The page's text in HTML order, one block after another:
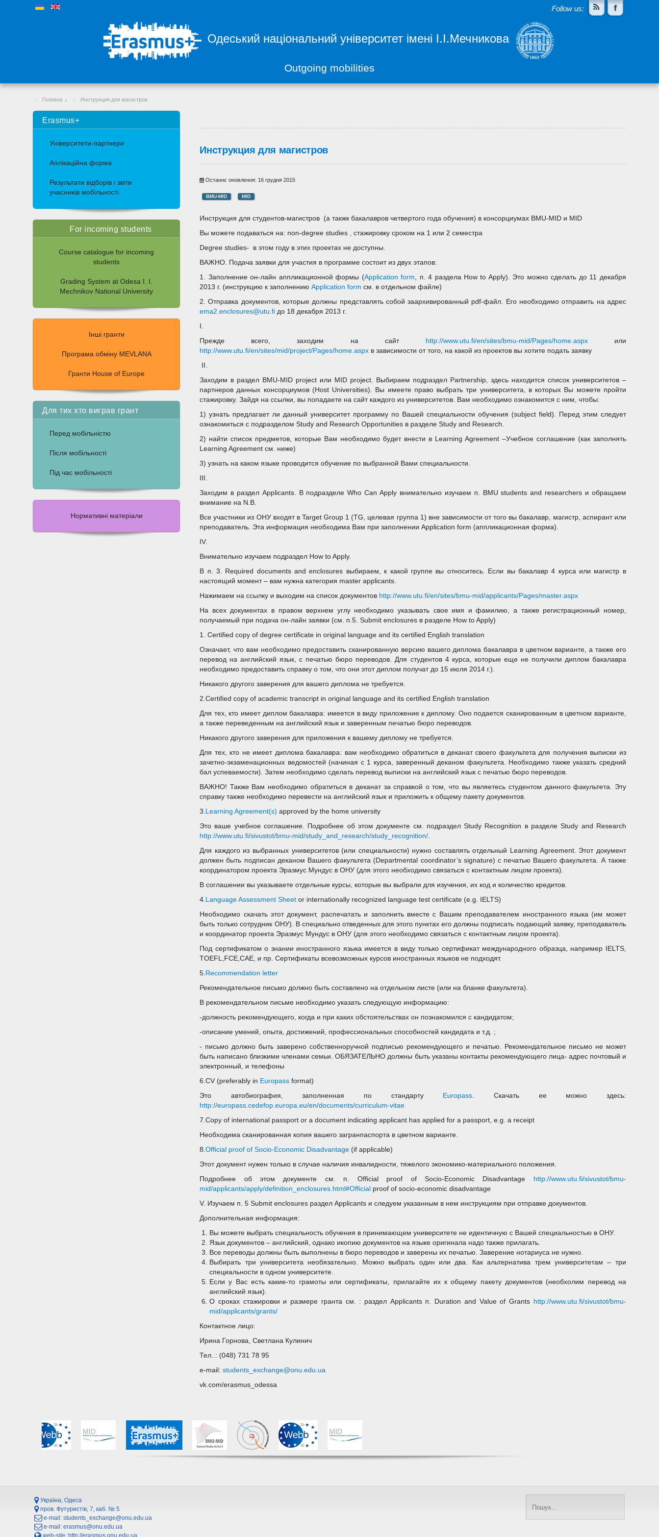
Follow us:
Одеський національний університет імені І.І.Мечникова
Outgoing mobilities
Головна Инструкция для магистров
Erasmus+
Університети-партнери
Аплікаційна форма
Результати відборів і звіти
учасників мобільності
For incoming students
Course catalogue for incoming
students
Grading System at Odesa I. I.
Mechnikov National University
Інші гранти
Програма обміну MEVLANA
Гранти House of Europe
Для тих хто виграв грант
Перед мобільністю
Після мобільності
Під час мобільності
Нормативні матеріали
Инструкция для магистров
Останнє оновлення: 16 грудня 2015
BMU-MID MID
Инструкция для студентов-магистров (а такжк бакалавров четвертого года обучения) в консорциумах BMU-MID и MID
Вы можете подаваться на: non-degree studies , стажировку сроком на 1 или 2 семестра
Degree studies- в этом году в этих проектах не доступны.
ВАЖНО. Подача заявки для участия в программе состоит из двух этапов:
1. Заполнение он-лайн аппликационной формы (Application form, п. 4 раздела How to Apply). Это можно сделать до 11 декабря
2013 г. (инструкцию к заполнениюApplication form см. в отдельном файле)
2. Отправка документов, которые должны представлять собой заархивированный pdf-файл. Его необходимо отправить на адрес
ema2.enclosures@utu.fi до 18 декабря 2013 г.
I.
Прежде всего, заходим на сайт
http://www.utu.fi/en/sites/bmu-mid/Pages/home.aspxили
http://www.utu.fi/en/sites/mid/project/Pages/home.aspx в зависимости от того, на какой из проектов вы хотите подать заявку
II.
Заходим в раздел BMU-MID project или MID project. Выбираем подраздел Partnership, здесь находится список университетов –
партнеров данных консорциумов (Host Universities). Вы имеете право выбрать три университета, в которых Вы можете пройти
стажировку. Зайдя на ссылки, вы попадаете на сайт каждого из университетов. Вам необходимо ознакомится с ним, чтобы:
1) узнать предлагает ли данный университет программу по Вашей специальности обучения (subject field). Перед этим следует
ознакомиться с подразделом Study and Research Opportunities в разделе Study and Research.
2) найти список предметов, которые Вам необходимо будет внести в Learning Agreement –Учебное соглашение (как заполнять
Learning Agreement см. ниже)
3) узнать на каком языке проводится обучение по выбранной Вами специальности.
III.
Заходим в раздел Applicants. В подразделе Who Can Apply внимательно изучаем п. BMU students and researchers и обращаем
внимание на N.B.
Все участники из ОНУ входят в Target Group 1 (TG, целевая группа 1) вне зависимости от того вы бакалавр, магистр, аспирант или
преподаватель. Эта информация необходима Вам при заполнении Application form (аппликационная форма).
IV.
Внимательно изучаем подраздел How to Apply.
В п. 3. Required documents and enclosures выбираем, к какой группе вы относитесь. Если вы бакалавр 4 курса или магистр в
настоящий момент – вам нужна категория master applicants.
Нажимаем на ссылку и выходим на список документов http://www.utu.fi/en/sites/bmu-mid/applicants/Pages/master.aspx
На всех документах в правом верхнем углу необходимо указывать свое имя и фамилию, а также регистрационный номер,
получаемый при подача он-лайн заявки (см. п.5. Submit enclosures в разделе How to Apply)
1. Certified copy of degree certificate in original language and its certified English translation
Означает, что вам необходимо предоставить сканированную версию вашего диплома бакалавра в цветном варианте, а также его
перевод на английский язык, с печатью бюро переводов. Для студентов 4 курса, которые еще не получили диплом бакалавра
необходимо предоставить справку о том, что они этот диплом получат до 15 июля 2014 г.).
Никакого другого заверения для вашего диплома не требуется.
2.Certified copy of academic transcript in original language and its certified English translation
Для тех, кто имеет диплом бакалавра: имеется в виду приложение к диплому. Оно подается сканированным в цветном варианте,
а также переведенным на английский язык и заверенным печатью бюро переводов.
Никакого другого заверения для приложения к вашему диплому не требуется.
Для тех, кто не имеет диплома бакалавра: вам необходимо обратиться в деканат своего факультета для получения выписки из
зачетно-экзаменационных ведомостей (начиная с 1 курса, заверенный деканом факультета. Необходимо также указать средний
бал успеваемости). Затем необходимо сделать перевод выписки на английский язык с печатью бюро переводов.
ВАЖНО! Также Вам необходимо обратиться в деканат за справкой о том, что вы являетесь студентом данного факультета. Эту
справку также необходимо перевести на английский язык и приложить к общему пакету документов.
3. Learning Agreement(s) approved by the home university
Это ваше учебное соглашение. Подробнее об этом документе см. подраздел Study Recognition в разделе Study and Research
http://www.utu.fi/sivustot/bmu-mid/study_and_research/study_recognition/.
Для каждого из выбранных университетов (или специальности) нужно составлять отдельный Learning Agreement. Этот документ
должен быть подписан деканом Вашего факультета (Departmental coordinator’s signature) с печатью Вашего факультета. А также
координатором проекта Эразмус Мундус в ОНУ (для этого необходимо связаться с контактным лицом проекта).
В соглашении вы указываете отдельные курсы, которые вы выбрали для изучения, их код и количество кредитов.
4. Language Assessment Sheet or internationally recognized language test certificate (e.g. IELTS)
Необходимо скачать этот документ, распечатать и заполнить вместе с Вашим преподавателем иностранного языка (им может
быть только сотрудник ОНУ). В специально отведенных для этого пунктах его должны подписать подающий заявку, преподаватель
и координатор проекта Эразмус Мундус в ОНУ (для этого необходимо связаться с контактным лицом проекта).
Под сертификатом о знании иностранного языка имеется в виду только сертификат международного образца, например IELTS,
TOEFL,FCE,CAE, и пр. Сертификаты всевозможных курсов иностранных языков не подходят.
5. Recommendation letter
Рекомендательное письмо должно быть составлено на отдельном листе (или на бланке факультета).
В рекомендательном письме необходимо указать следующую информацию:
-должность рекомендующего, когда и при каких обстоятельствах он познакомился с кандидатом;
-описание умений, опыта, достижений, профессиональных способностей кандидата и т.д. ;
- письмо должно быть заверено собственноручной подписью рекомендующего и печатью. Рекомендательное письмо не может
быть написано близкими членами семьи. ОБЯЗАТЕЛЬНО должны быть указаны контакты рекомендующего лица- адрес почтовый и
электронный, и телефоны
6.CV (preferably in Europass format)
Это автобиография, заполненная по стандарту
Europass. Скачать ее можно здесь:
http://europass.cedefop.europa.eu/en/documents/curriculum-vitae
7.Copy of international passport or a document indicating applicant has applied for a passport, e.g. a receipt
Необходима сканированная копия вашего загранпаспорта в цветном варианте.
8.Official proof of Socio-Economic Disadvantage (if applicable)
Этот документ нужен только в случае наличия инвалидности, тяжелого экономико-материального положения.
Подробнее об этом документе см. п. Official proof of Socio-Economic Disadvantage
http://www.utu.fi/sivustot/bmu-
mid/applicants/apply/definition_enclosures.html#Official proof of socio-economic disadvantage
V. Изучаем п. 5 Submit enclosures раздел Applicants и следуем указанным в нем инструкциям при отправке документов.
Дополнительная информация:
Вы можете выбрать специальность обучения в принимающем университете не идентичную с Вашей специальностью в ОНУ.
Язык документов – английский, однако икопию документов на языке оригинала надо также прилагать.
Все переводы должны быть выполнены в бюро переводов и заверены их печатью. Заверение нотариуса не нужно.
Выбирать три университета необязательно. Можно выбрать один или два. Как альтернатива трем университетам – три
специальности в одном университете.
Если у Вас есть какие-то грамоты или сертификаты, прилагайте их к общему пакету документов (необхолим перевод на
английский язык).
О сроках стажировки и размере гранта см. : раздел Applicants п. Duration and Value of Grants http://www.utu.fi/sivustot/bmu-
mid/applicants/grants/
Контактное лицо:
Ирина Горнова, Светлана Кулинич
Тел..: (048) 731 78 95
e-mail:students_exchange@onu.edu.ua
vk.com/erasmus_odessa
Україна, Одеса
пров. Футуристів, 7, каб. № 5
e-mail: students_exchange@onu.edu.ua
e-mail: erasmus@onu.edu.ua
web-site: http://erasmus.onu.edu.ua